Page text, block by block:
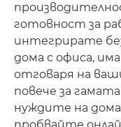
готовност за
интегрирате
дома с офиса,
отговаря на
повече за
нуждите на дома